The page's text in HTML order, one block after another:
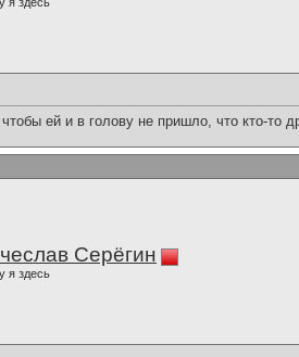
ей и в голову не пришло, что кто-то
Серёгин
я здесь